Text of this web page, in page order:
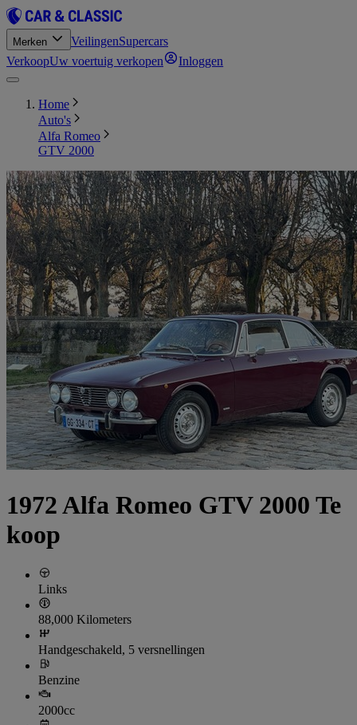
Merken VeilingenSupercars
VerkoopUw voertuig verkopen Inloggen
Home
Auto's
Alfa Romeo
GTV 2000
1972 Alfa Romeo GTV 2000 Te
koop
Links
88,000 Kilometers
Handgeschakeld, 5 versnellingen
Benzine
2000cc